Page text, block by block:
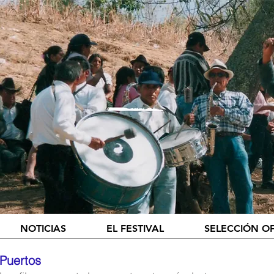
NOTICIAS EL FESTIVAL SELECCIÓN
Puertos